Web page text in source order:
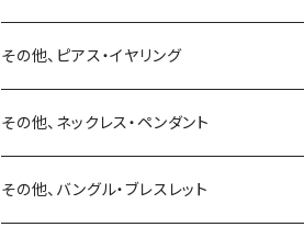
バングル・ブレスレット
リング
15号以上
ピアス
ピアス・イヤリング
リング
バングル・ブレスレット
その他、ピアス・イヤリング
ピアス
イヤリング
その他、ネックレス・ペンダント
その他、バングル・ブレスレット